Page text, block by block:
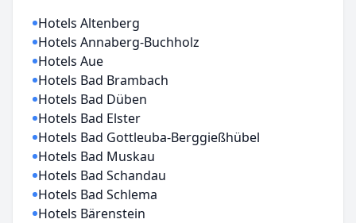
Hotels Altenberg
Hotels Annaberg-Buchholz
Hotels Aue
Hotels Bad Brambach
Hotels Bad Düben
Hotels Bad Elster
Hotels Bad Gottleuba-Berggießhübel
Hotels Bad Muskau
Hotels Bad Schandau
Hotels Bad Schlema
Hotels Bärenstein